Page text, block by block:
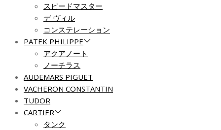
スピードマスター
デ ヴィル
コンステレーション
PATEK PHILIPPE
アクアノート
ノーチラス
AUDEMARS PIGUET
VACHERON CONSTANTIN
TUDOR
CARTIER
タンク